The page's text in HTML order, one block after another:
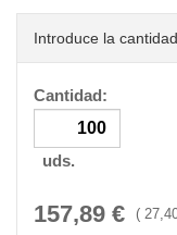
Introduce la
Cantidad:
uds.
157,89 € (